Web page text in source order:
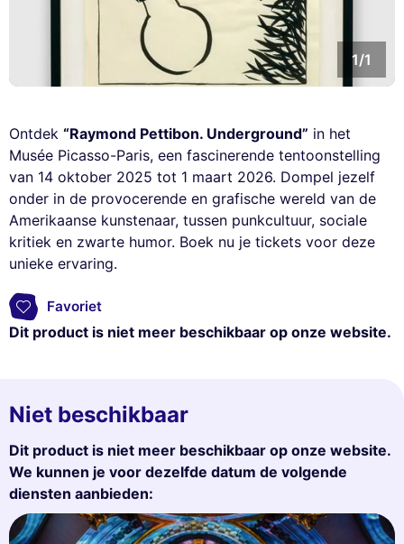
1/1
Ontdek “Raymond Pettibon. Underground” in het
Musée Picasso-Paris, een fascinerende tentoonstelling
van 14 oktober 2025 tot 1 maart 2026. Dompel jezelf
onder in de provocerende en grafische wereld van de
Amerikaanse kunstenaar, tussen punkcultuur, sociale
kritiek en zwarte humor. Boek nu je tickets voor deze
unieke ervaring.
Favoriet
Dit product is niet meer beschikbaar op onze website.
Niet beschikbaar
Dit product is niet meer beschikbaar op onze website.
We kunnen je voor dezelfde datum de volgende
diensten aanbieden: